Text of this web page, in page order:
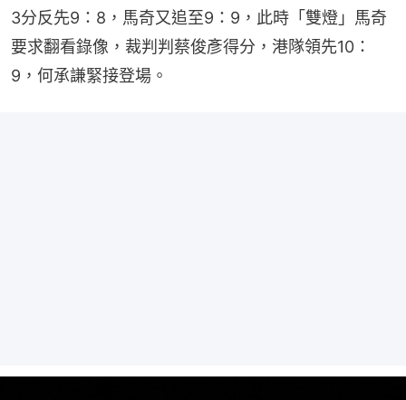
3分反先9：8，馬奇又追至9：9，此時「雙燈」馬奇
要求翻看錄像，裁判判蔡俊彥得分，港隊領先10：
9，何承謙緊接登場。